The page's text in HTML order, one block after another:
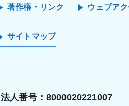
著作権・リンク ウェブア
サイトマップ
法人番号：8000020221007